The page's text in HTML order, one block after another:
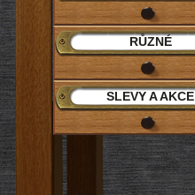
RŮZNÉ
SLEVY A AKCE